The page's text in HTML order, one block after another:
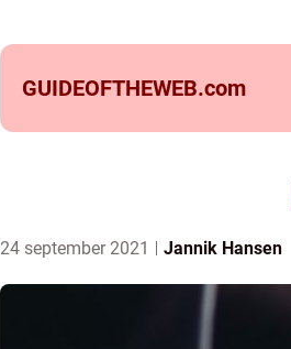
GUIDEOFTHEWEB.com
24 september 2021 Jannik Hansen